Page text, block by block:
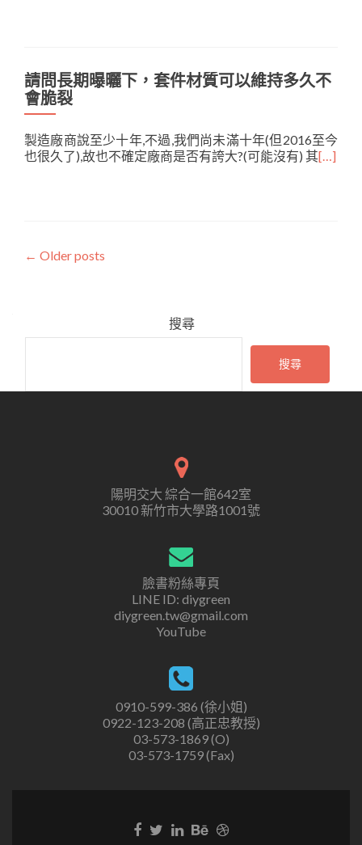
請問長期曝曬下，套件材質可以維持多久不
會脆裂
製造廠商說至少十年,不過,我們尚未滿十年(但2016至今
也很久了),故也不確定廠商是否有誇大?(可能沒有) 其[…]
Posts
← Older posts
搜尋
搜尋
陽明交大 綜合一館642室
30010 新竹市大學路1001號
臉書粉絲專頁
LINE ID: diygreen
diygreen.tw@gmail.com
YouTube
0910-599-386 (徐小姐)
0922-123-208 (高正忠教授)
03-573-1869 (O)
03-573-1759 (Fax)